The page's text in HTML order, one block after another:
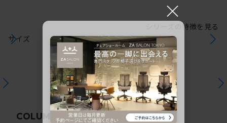
サイズ
シリーズの特徴を見る
COLUMN関連コラム
×